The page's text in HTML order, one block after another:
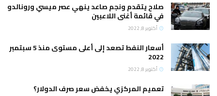
صلاح يتقدم ونجم صاعد ينهي عصر ميسي ورونالدو
في قائمة أغنى اللاعبين
أكتوبر 8, 2022
أسعار النفط تصعد إلى أعلى مستوى منذ 5 سبتمبر
2022
أكتوبر 8, 2022
تعميم المركزي يخفض سعر صرف الدولار؟